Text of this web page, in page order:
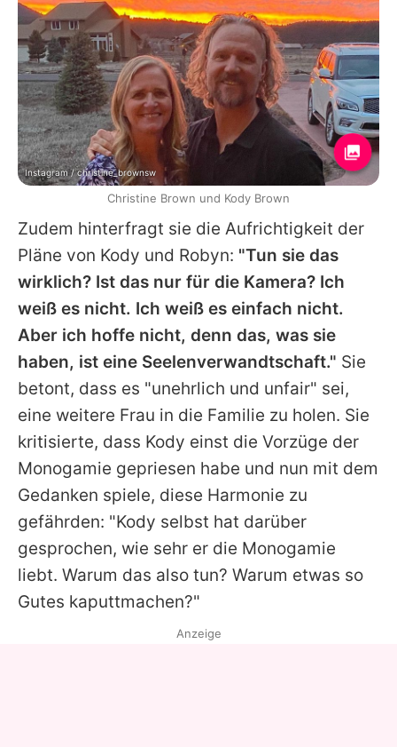
Zudem hinterfragt sie die Aufrichtigkeit der
Pläne von Kody und Robyn: "Tun sie das
wirklich? Ist das nur für die Kamera? Ich
weiß es nicht. Ich weiß es einfach nicht.
Aber ich hoffe nicht, denn das, was sie
haben, ist eine Seelenverwandtschaft." Sie
betont, dass es "unehrlich und unfair" sei,
eine weitere Frau in die Familie zu holen. Sie
kritisierte, dass Kody einst die Vorzüge der
Monogamie gepriesen habe und nun mit dem
Gedanken spiele, diese Harmonie zu
gefährden: "Kody selbst hat darüber
gesprochen, wie sehr er die Monogamie
liebt. Warum das also tun? Warum etwas so
Gutes kaputtmachen?"
Instagram / christine_brownsw
Christine Brown und Kody Brown
Anzeige